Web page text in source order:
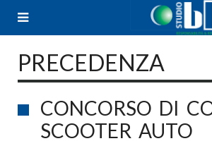
PRECEDENZA
CONCORSO DI
SCOOTER AUTO